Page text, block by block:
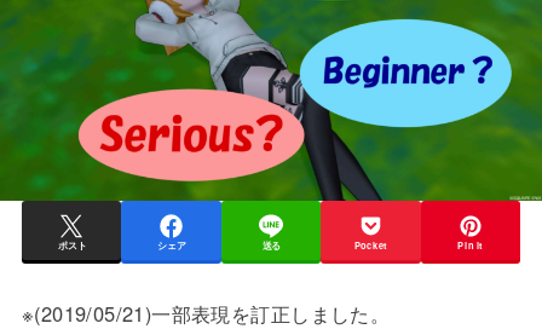
ポスト シェア 送る Pocket Pin it
※(2019/05/21)一部表現を訂正しました。